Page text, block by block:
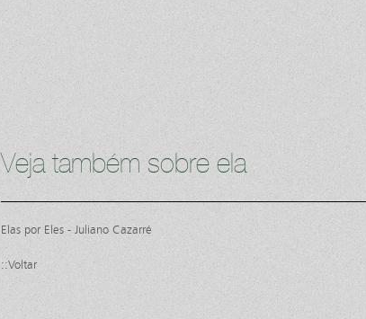
Veja também sobre ela
Elas por Eles - Juliano Cazarré
::Voltar